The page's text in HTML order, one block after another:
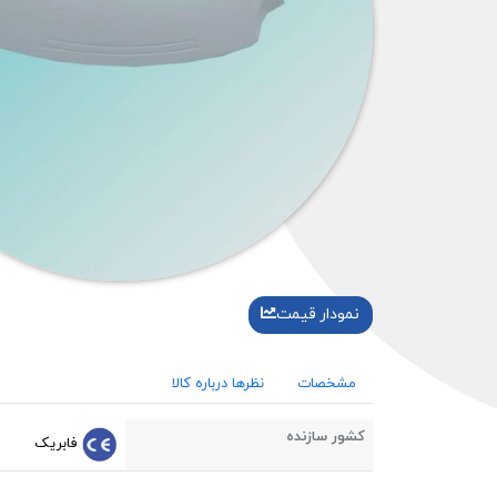
نمودار قیمت
مشخصات نظرها درباره کالا
کشور سازنده فابریک